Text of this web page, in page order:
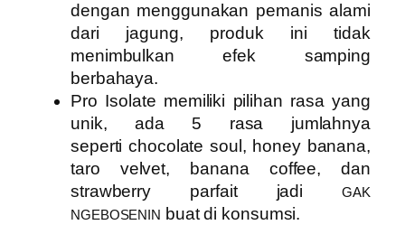
dengan menggunakan pemanis alami
dari jagung, produk ini tidak
menimbulkan efek samping
berbahaya.
Pro Isolate memiliki pilihan rasa yang
unik, ada 5 rasa jumlahnya
sepertichocolate soul, honey banana,
taro velvet, banana coffee, dan
strawberry parfaitjadiGAK
NGEBOSENIN buat di konsumsi.